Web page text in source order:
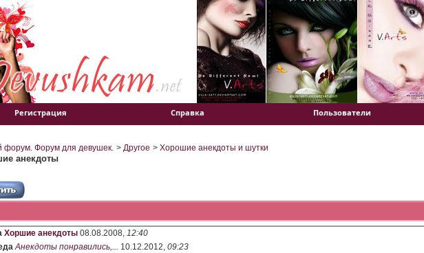
Регистрация Справка Пользователи
форум. Форум для девушек. > Другое > Хорошие анекдоты и шутки
анекдоты
Хоршие анекдоты 08.08.2008, 12:40
Анекдоты понравились,... 10.12.2012, 09:23